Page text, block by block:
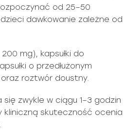
od 25–50
dawkowanie zależne od
mg), kapsułki do
o przedłużonym
oraz roztwór doustny.
zwykle w ciągu 1–3 godzin
kliniczną skuteczność ocenia